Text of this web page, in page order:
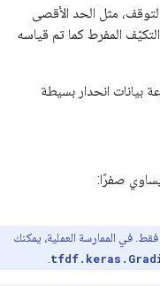
مثل الحد الأقصى
التكيّف المفرط كما تم قياسه
بيانات انحدار بسيطة
يساوي صفرًا:
في الممارسة العملية، يمكنك